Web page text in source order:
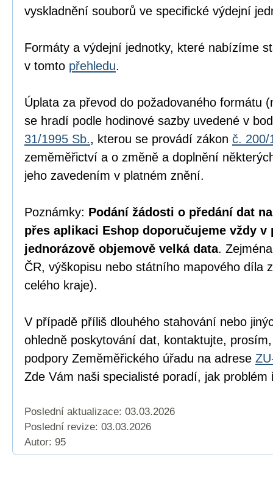
vyskladnění souborů ve specifické výdejní
Formáty a výdejní jednotky, které nabízíme
v tomto přehledu.
Úplata za převod do požadovaného formátu
se hradí podle hodinové sazby uvedené v
31/1995 Sb., kterou se provádí zákon č. 200/
zeměměřictví a o změně a doplnění
jeho zavedením v platném znění.
Poznámky: Podání žádosti o předání dat
přes aplikaci Eshop doporučujeme vždy
jednorázově objemově velká data.
ČR, výškopisu nebo státního mapového díla
celého kraje).
V případě příliš dlouhého stahování nebo
ohledně poskytování dat, kontaktujte,
podpory Zeměměřického úřadu na adrese
Zde Vám naši specialisté poradí, jak problém
Poslední aktualizace: 03.03.2026
Poslední revize: 03.03.2026
Autor: 95